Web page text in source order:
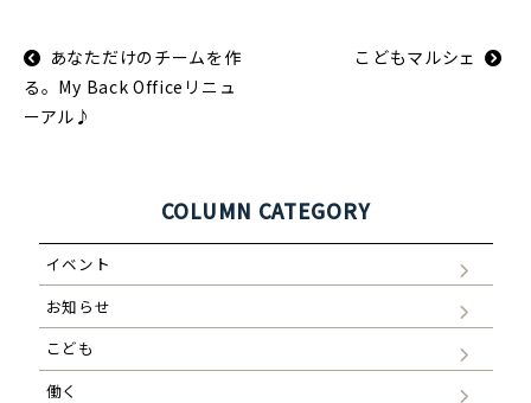
稿
ナ
ビ
ゲ
あなただけのチームを作
る。My Back Officeリニュ
ーアル♪
こどもマルシェ
COLUMN CATEGORY
イベント
お知らせ
こども
働く